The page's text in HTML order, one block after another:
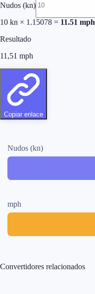
Nudos (kn)
10 kn × 1.15078 = 11.51 mph
Resultado
11,51 mph
Copiar enlace
Nudos (kn)
mph
Convertidores relacionados